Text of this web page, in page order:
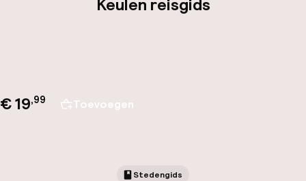
Keulen reisgids
€ 19,99 Toevoegen
Stedengids